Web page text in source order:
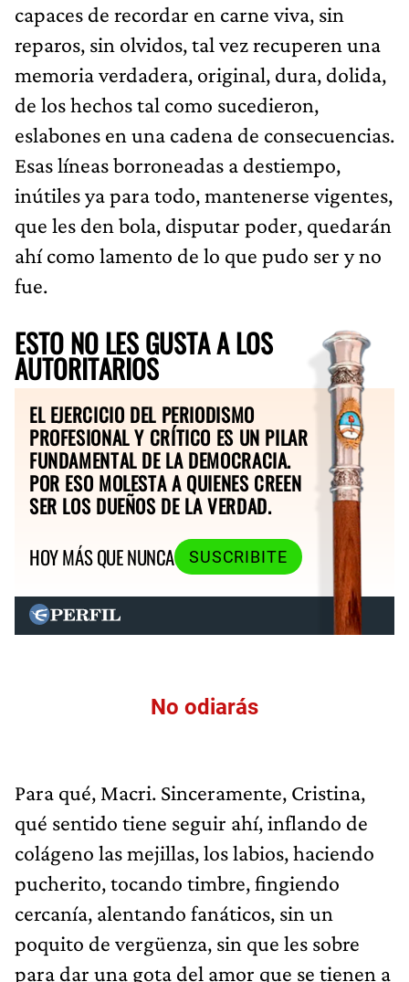
capaces de recordar en carne viva, sin
reparos, sin olvidos, tal vez recuperen una
memoria verdadera, original, dura, dolida,
de los hechos tal como sucedieron,
eslabones en una cadena de consecuencias.
Esas líneas borroneadas a destiempo,
inútiles ya para todo, mantenerse vigentes,
que les den bola, disputar poder, quedarán
ahí como lamento de lo que pudo ser y no
fue.
ESTO NO LES GUSTA A LOS
AUTORITARIOS
EL EJERCICIO DEL PERIODISMO
PROFESIONAL Y CRÍTICO ES UN PILAR
FUNDAMENTAL DE LA DEMOCRACIA.
POR ESO MOLESTA A QUIENES CREEN
SER LOS DUEÑOS DE LA VERDAD.
HOY MÁS QUE NUNCA
SUSCRIBITE
No odiarás
Para qué, Macri. Sinceramente, Cristina,
qué sentido tiene seguir ahí, inflando de
colágeno las mejillas, los labios, haciendo
pucherito, tocando timbre, fingiendo
cercanía, alentando fanáticos, sin un
poquito de vergüenza, sin que les sobre
para dar una gota del amor que se tienen a